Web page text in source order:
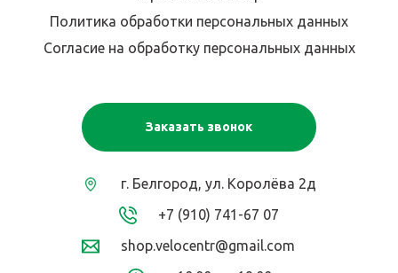
Политика обработки персональных данных
Согласие на обработку персональных данных
Заказать звонок
г. Белгород, ул. Королёва 2д
+7 (910) 741-67 07
shop.velocentr@gmail.com